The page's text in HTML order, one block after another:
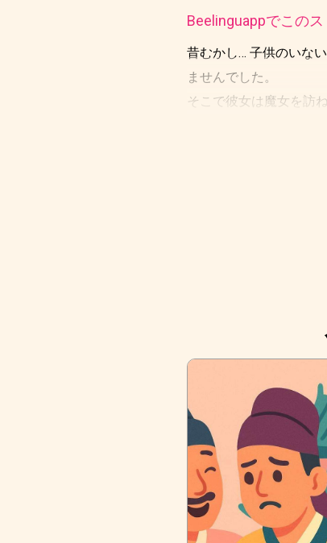
Beelinguappでこの
昔むかし… 子供のいな
ませんでした。
そこで彼女は魔女を訪
愛らしいまるでチュー
まるで魔法のように、